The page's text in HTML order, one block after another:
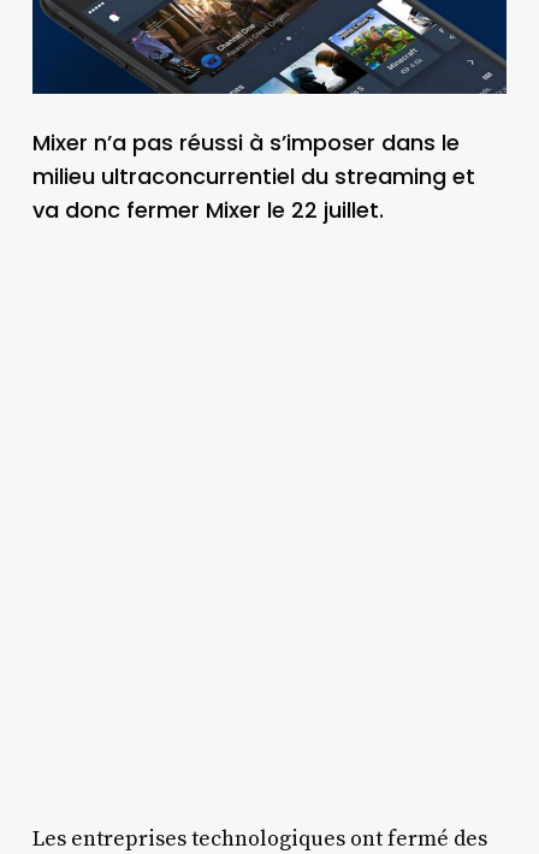
Mixer n’a pas réussi à s’imposer dans le
milieu ultraconcurrentiel du streaming et
va donc fermer Mixer le 22 juillet.
Les entreprises technologiques ont fermé des